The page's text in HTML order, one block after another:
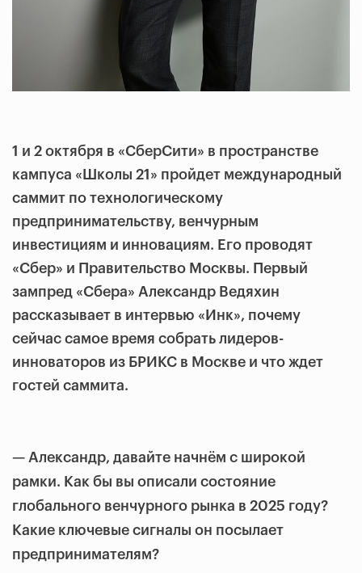
1 и 2 октября в «СберСити» в пространстве
кампуса «Школы 21» пройдет международный
саммит по технологическому
предпринимательству, венчурным
инвестициям и инновациям. Его проводят
«Сбер» и Правительство Москвы. Первый
зампред «Сбера» Александр Ведяхин
рассказывает в интервью «Инк», почему
сейчас самое время собрать лидеров-
инноваторов из БРИКС в Москве и что ждет
гостей саммита.
— Александр, давайте начнём с широкой
рамки. Как бы вы описали состояние
глобального венчурного рынка в 2025 году?
Какие ключевые сигналы он посылает
предпринимателям?